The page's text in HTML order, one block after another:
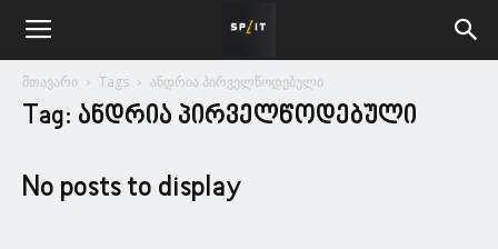
მთავარი Tags ანდრია პირველწოდებული
Tag: ანდრია პირველწოდებული
No posts to display